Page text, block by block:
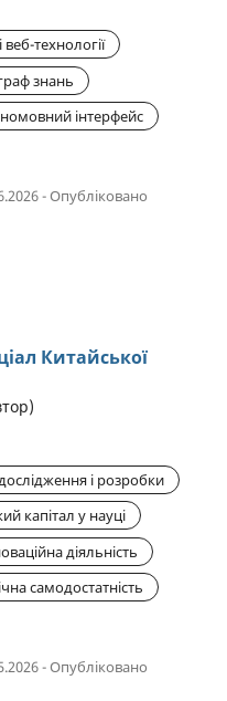
технології
знань
інтерфейс
- Опубліковано
Китайської
і розробки
капітал у науці
діяльність
самодостатність
- Опубліковано